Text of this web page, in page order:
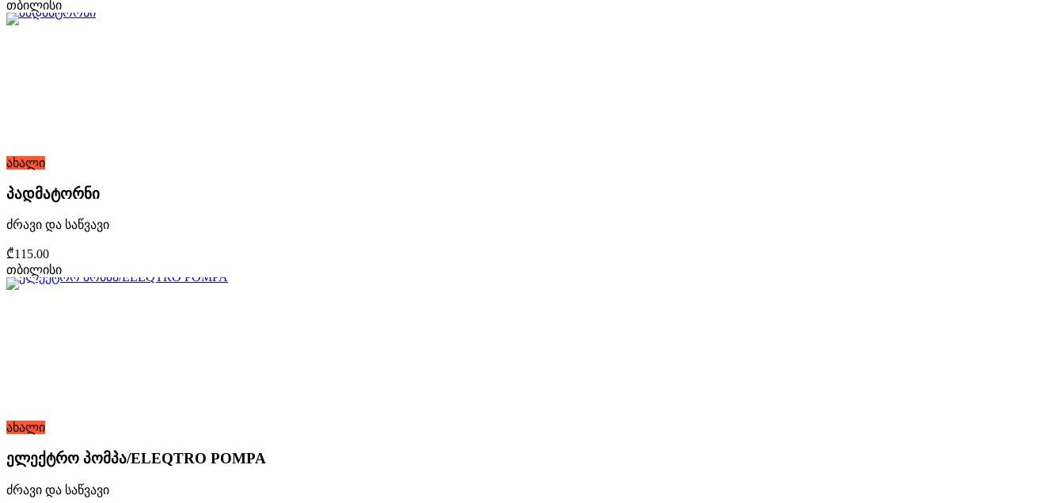
თბილისი
ახალი
პადმატორნი
ძრავი და საწვავი
₾115.00
თბილისი
ახალი
ელექტრო პომპა/ELEQTRO POMPA
ძრავი და საწვავი